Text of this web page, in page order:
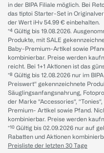
in der BIPA Filiale möglich. Bei
das tiptoi Starter-Set in
der Wert iHv 54.99 € einbehalten.
*⁴ Gültig bis 19.08.2026.
Produkte, mit SALE
Baby-Premium-Artikel sowie
kombinierbar. Preise werden
reicht. Bei 1+1 Aktionen ist das
*⁸ Gültig bis 12.08.2026 nur im
Preiswert“ gekennzeichnete
Säuglingsanfangsnahrung,
der Marke “Accessories“,
Premium- Artikel sowie Pfand.
kombinierbar. Preise werden
*¹⁰ Gültig bis 02.09.2026 nur auf
Rabatten und Aktionen
Preisliste der letzten 30 Tage